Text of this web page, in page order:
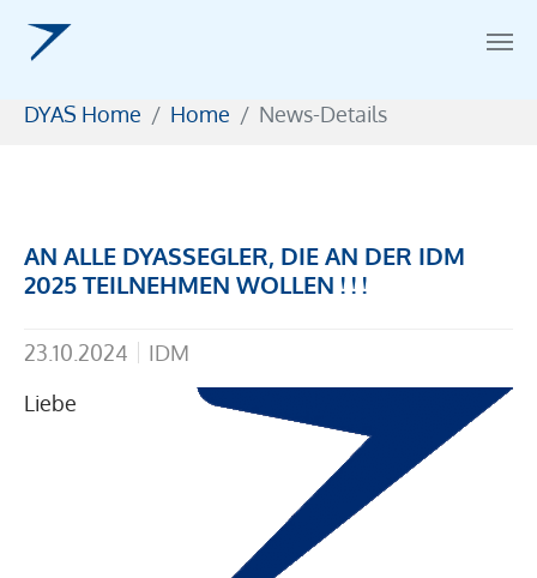
DYAS Home Home News-Details
AN ALLE DYASSEGLER, DIE AN DER IDM
2025 TEILNEHMEN WOLLEN ! ! !
23.10.2024
IDM
Liebe